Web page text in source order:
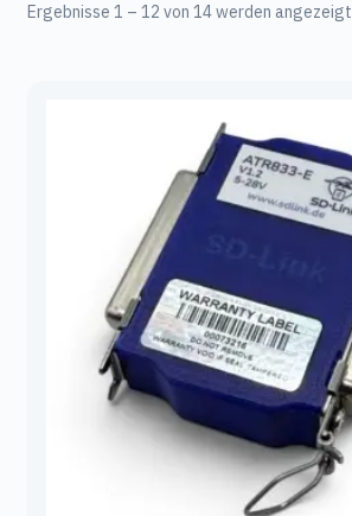
Ergebnisse 1 – 12 von 14 werden angezeigt